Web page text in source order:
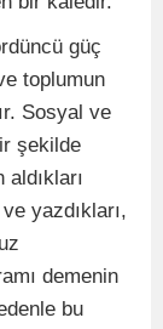
güç
toplumun
Sosyal ve
şekilde
yazdıkları,
demenin
bu